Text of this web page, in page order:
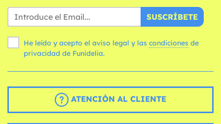
SUSCRÍBETE
He leído y acepto el aviso legal y las condiciones
privacidad de Funidelia.
ATENCIÓN AL CLIENTE